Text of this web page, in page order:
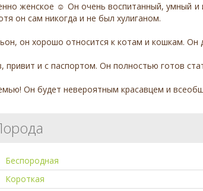
женское ☺️ Он очень воспитанный, умный и
он сам никогда и не был хулиганом.
он хорошо относится к котам и кошкам. Он
привит и с паспортом. Он полностью готов
Он будет невероятным красавцем и
Беспородная
Короткая